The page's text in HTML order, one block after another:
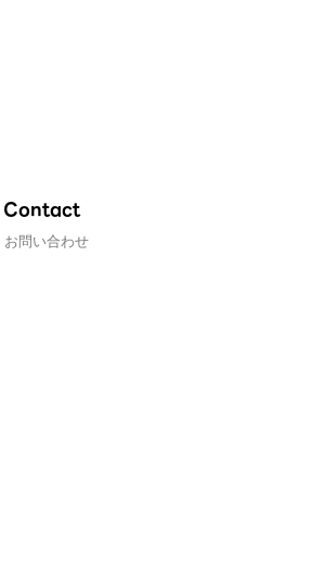
Contact
お問い合わせ